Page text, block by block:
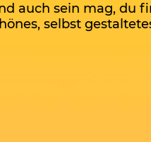
auch sein mag, du
selbst